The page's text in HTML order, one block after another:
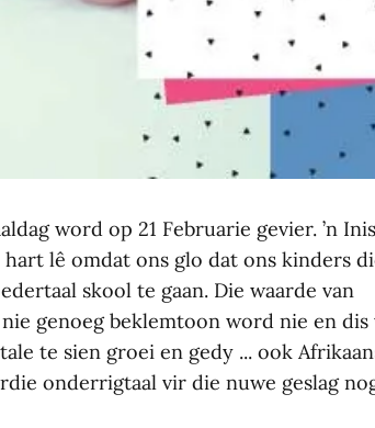
word op 21 Februarie gevier. ’n
lê omdat ons glo dat ons kinders
skool te gaan. Die waarde van
genoeg beklemtoon word nie en dis
te sien groei en gedy ... ook
onderrigtaal vir die nuwe geslag